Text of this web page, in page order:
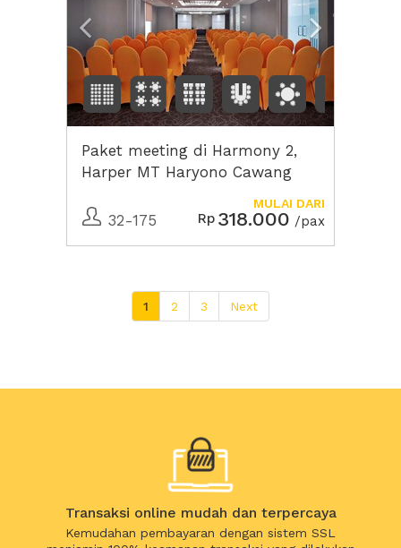
Paket meeting di Harmony 2,
Harper MT Haryono Cawang
32-175 Rp 318.000 /pax
MULAI DARI
1 2 3 Next
Transaksi online mudah dan terpercaya
Kemudahan pembayaran dengan sistem SSL